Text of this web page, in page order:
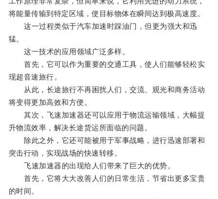
将能量传输到特定区域，使目标物体在瞬间达到极高速度。
这一过程类似于汽车加速时踩油门，但更为强大和迅
猛。
这一技术的应用领域广泛多样。
首先，它可以作为重要的交通工具，使人们能够轻松实
现超音速旅行。
从此，长途旅行不再困扰人们，交流、观光和商务活动
将变得更加高效和方便。
其次，飞速加速器还可以应用于物流运输领域，大幅提
升物流效率，解决长途货运所面临的问题。
除此之外，它还可能被用于军事战略，进行迅速部署和
突击行动，实现战场的快速转移。
飞速加速器的出现给人们带来了巨大的优势。
首先，它将大大改善人们的日常生活，节省出更多宝贵
的时间。